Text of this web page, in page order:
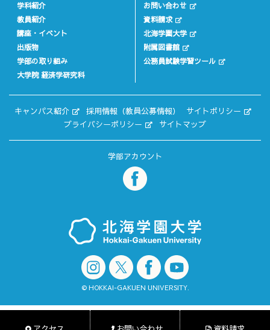
学科紹介
教員紹介
講座・イベント
出版物
学部の取り組み
大学院 経済学研究科
お問い合わせ
資料請求
北海学園大学
附属図書館
公務員試験学習ツール
キャンパス紹介 採用情報（教員公募情報）
サイトポリシー
プライバシーポリシー
サイトマップ
学部アカウント
© HOKKAI-GAKUEN UNIVERSITY.